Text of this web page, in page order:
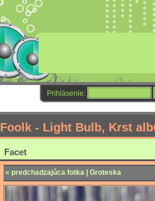
Prihlásenie:
Foolk - Light Bulb, Krst
Facet
« predchadzajúca fotka | Groteska